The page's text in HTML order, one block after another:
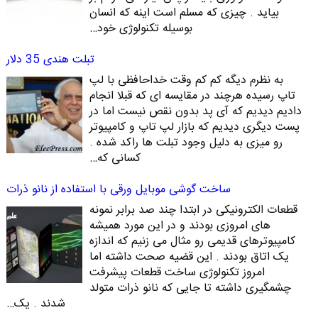
بیاید . چیزی که مسلم است اینه که انسان
بوسیله تکنولوژی خود…
تبلت هندی 35 دلار
به نظرم دیگه کم کم وقت خداحافظی با لپ
تاپ رسیده هرچند در مقایسه ای که قبلا انجام
دادیم دیدیم که آی پد بدون نقص نیست اما در
پست دیگری دیدیم که بازار لپ تاپ و کامپیوتر
رو میزی به دلیل وجود تبلت ها راکد شده .
کسانی که…
ساخت گوشی موبایل ورقی با استفاده از نانو ذرات
قطعات الکترونیکی در ابتدا چند صد برابر نمونه
های امروزی بودند و در این مورد همیشه
کامپیوترهای قدیمی رو مثال می زنیم که اندازه
یک اتاق بودند . این قضیه صحت داشته اما
امروز تکنولوژی ساخت قطعات پیشرفت
چشمگیری داشته تا جایی که نانو ذرات متولد
شدند . یک…